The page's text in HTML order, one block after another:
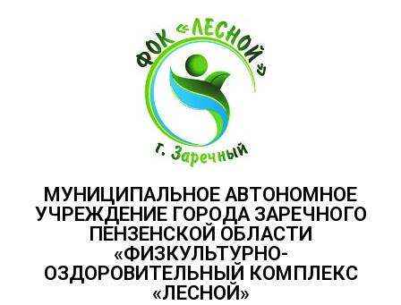
МУНИЦИПАЛЬНОЕ АВТОНОМНОЕ
УЧРЕЖДЕНИЕ ГОРОДА ЗАРЕЧНОГО
ПЕНЗЕНСКОЙ ОБЛАСТИ
«ФИЗКУЛЬТУРНО-
ОЗДОРОВИТЕЛЬНЫЙ КОМПЛЕКС
«ЛЕСНОЙ»